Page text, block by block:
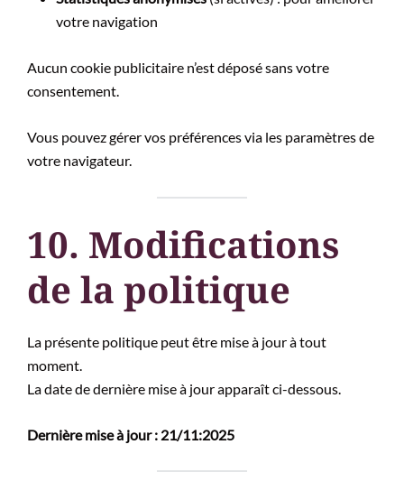
votre navigation
Aucun cookie publicitaire n’est déposé sans votre
consentement.
Vous pouvez gérer vos préférences via les paramètres de
votre navigateur.
10. Modifications
de la politique
La présente politique peut être mise à jour à tout
moment.
La date de dernière mise à jour apparaît ci-dessous.
Dernière mise à jour : 21/11:2025